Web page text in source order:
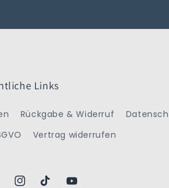
Links
Rückgabe & Widerruf
Vertrag widerrufen